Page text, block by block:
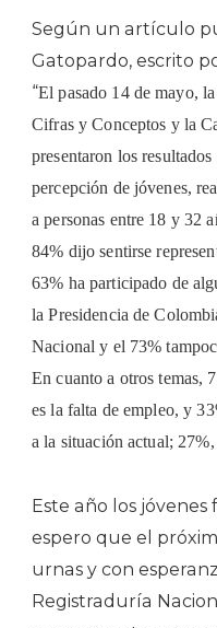
Según un artículo
Gatopardo, escrito
“El pasado 14 de mayo,
Cifras y Conceptos y la
presentaron los
percepción de jóvenes,
a personas entre 18 y 32
84% dijo sentirse
63% ha participado de
la Presidencia de
Nacional y el 73%
En cuanto a otros temas,
es la falta de empleo, y
a la situación actual;
Este año los
espero que el
urnas y con
Registraduría